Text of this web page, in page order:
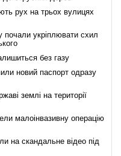
рух на трьох вулицях
почали укріплювати схил
без газу
новий паспорт одразу
землі на території
малоінвазивну операцію
на скандальне відео під